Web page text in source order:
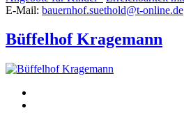
E-Mail: bauernhof.suethold@t-online.de
Büffelhof Kragemann